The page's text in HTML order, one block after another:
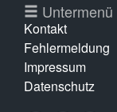
Untermenü
Kontakt
Fehlermeldung
Impressum
Datenschutz